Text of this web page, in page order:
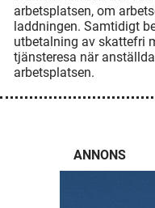
arbetsplatsen, om
laddningen. Samtidigt
utbetalning av skattefri
tjänsteresa när
arbetsplatsen.
ANNONS